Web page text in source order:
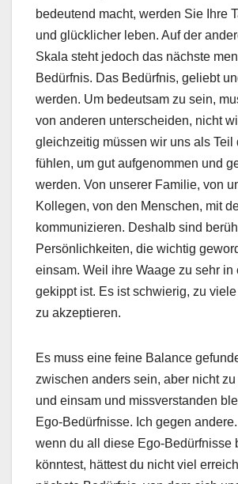
bedeutend macht, werden Sie Ihre
und glücklicher leben. Auf der
Skala steht jedoch das nächste
Bedürfnis. Das Bedürfnis, geliebt
werden. Um bedeutsam zu sein,
von anderen unterscheiden, nicht
gleichzeitig müssen wir uns als Teil
fühlen, um gut aufgenommen und
werden. Von unserer Familie, von
Kollegen, von den Menschen, mit
kommunizieren. Deshalb sind
Persönlichkeiten, die wichtig
einsam. Weil ihre Waage zu sehr in
gekippt ist. Es ist schwierig, zu
zu akzeptieren.
Es muss eine feine Balance
zwischen anders sein, aber nicht
und einsam und missverstanden
Ego-Bedürfnisse. Ich gegen
wenn du all diese Ego-Bedürfnisse
könntest, hättest du nicht viel